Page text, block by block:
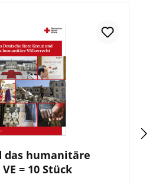
das humanitäre
= 10 Stück